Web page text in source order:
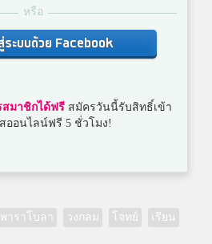
หรือ
ระบบด้วย Facebook
สมาชิกได้ฟรี สมัครวันนี้รับสิทธิ์เข้า
ออนไลน์ฟรี 5 ชั่วโมง!
พาราโบลา วงกลม โจทย์ เรียน